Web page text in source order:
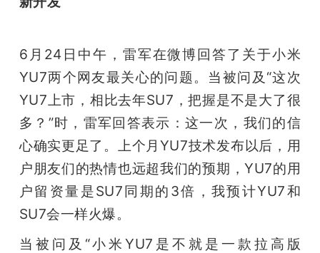
6月24日中午，雷军在微博回答了关于小米
YU7两个网友最关心的问题。当被问及“这次
YU7上市，相比去年SU7，把握是不是大了很
多？”时，雷军回答表示：这一次，我们的信
心确实更足了。上个月YU7技术发布以后，用
户朋友们的热情也远超我们的预期，YU7的用
户留资量是SU7同期的3倍，我预计YU7和
SU7会一样火爆。
当被问及“小米YU7是不就是一款拉高版